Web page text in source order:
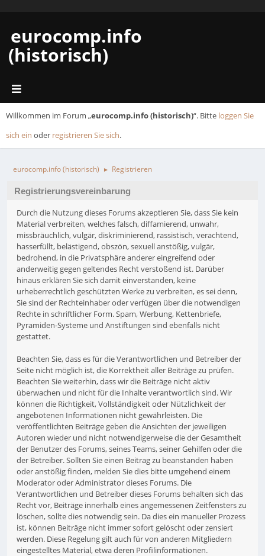
eurocomp.info
(historisch)
Willkommen im Forum „eurocomp.info (historisch)“. Bitte loggen Sie
sich ein oder registrieren Sie sich.
eurocomp.info (historisch) ► Registrieren
Registrierungsvereinbarung
Durch die Nutzung dieses Forums akzeptieren Sie, dass Sie kein
Material verbreiten, welches falsch, diffamierend, unwahr,
missbräuchlich, vulgär, diskriminierend, rassistisch, verachtend,
hasserfüllt, belästigend, obszön, sexuell anstößig, vulgär,
bedrohend, in die Privatsphäre anderer eingreifend oder
anderweitig gegen geltendes Recht verstoßend ist. Darüber
hinaus erklären Sie sich damit einverstanden, keine
urheberrechtlich geschützten Werke zu verbreiten, es sei denn,
Sie sind der Rechteinhaber oder verfügen über die notwendigen
Rechte in schriftlicher Form. Spam, Werbung, Kettenbriefe,
Pyramiden-Systeme und Anstiftungen sind ebenfalls nicht
gestattet.
Beachten Sie, dass es für die Verantwortlichen und Betreiber der
Seite nicht möglich ist, die Korrektheit aller Beiträge zu prüfen.
Beachten Sie weiterhin, dass wir die Beiträge nicht aktiv
überwachen und nicht für die Inhalte verantwortlich sind. Wir
können die Richtigkeit, Vollständigkeit oder Nützlichkeit der
angebotenen Informationen nicht gewährleisten. Die
veröffentlichten Beiträge geben die Ansichten der jeweiligen
Autoren wieder und nicht notwendigerweise die der Gesamtheit
der Benutzer des Forums, seines Teams, seiner Gehilfen oder die
der Betreiber. Sollten Sie einen Beitrag zu beanstanden haben
oder anstößig finden, melden Sie dies bitte umgehend einem
Moderator oder Administrator dieses Forums. Die
Verantwortlichen und Betreiber dieses Forums behalten sich das
Recht vor, Beiträge innerhalb eines angemessenen Zeitfensters zu
löschen, sollte dies notwendig sein. Da dies ein manueller Prozess
ist, können Beiträge nicht immer sofort gelöscht oder zensiert
werden. Diese Regelung gilt auch für von anderen Mitgliedern
eingestelltes Material, etwa deren Profilinformationen.